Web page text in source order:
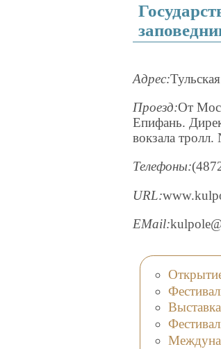
Адрес:
Проезд:От
Епифань.
вокзала
Телефоны:
URL:
EMail: